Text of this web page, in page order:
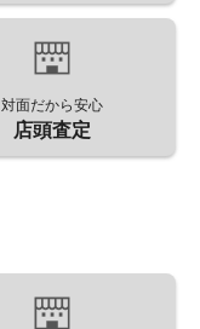
対面だから安心
店頭査定